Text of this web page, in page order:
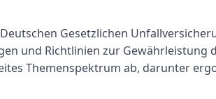
Gesetzlichen
und Richtlinien zur
Themenspektrum ab, darunter